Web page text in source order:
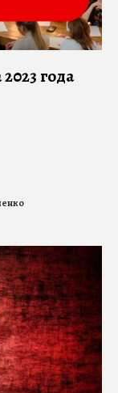
года